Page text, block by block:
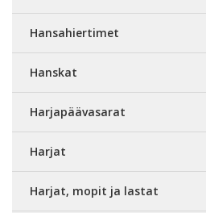
Hansahiertimet
Hanskat
Harjapäävasarat
Harjat
Harjat, mopit ja lastat